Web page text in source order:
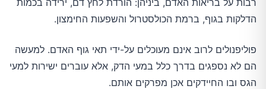
רבות על בריאות האדם, ביניהן: הורדת לחץ דם, ירידה בכמות
הדלקות בגוף, ברמת הכולסטרול והשפעות החימצון.
פוליפנולים לרוב אינם מעוכלים על-ידי תאי גוף האדם. למעשה
הם לא נספגים בדרך כלל במעי הדק, אלא עוברים ישירות למעי
הגס ובו החיידקים אכן מפרקים אותם.